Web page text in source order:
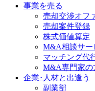
事業を売る
売却交渉オフ
売却案件登録
株式価値算定
M&A相談サー
マッチング代
M&A専門家の
企業･人材と出逢う
副業部